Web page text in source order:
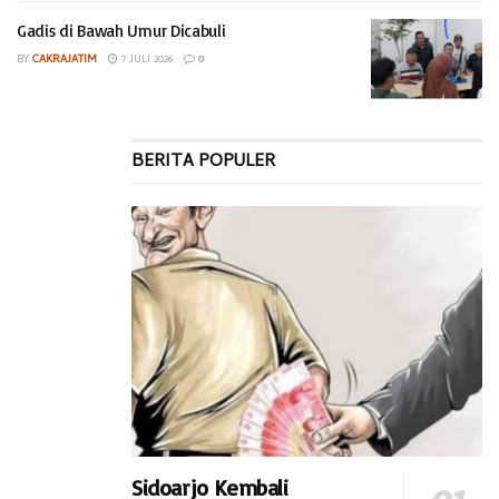
RELATED POSTS
Gadis di Bawah Umur Dicabuli
BYCAKRAJATIM 7 JULI 2026 0
BERITA POPULER
Sidoarjo Kembali